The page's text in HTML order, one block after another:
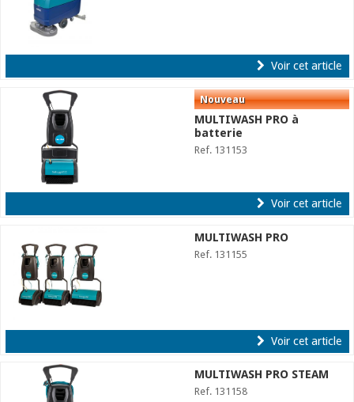
Voir cet article
MULTIWASH PRO à
batterie
Ref. 131153
Voir cet article
MULTIWASH PRO
Ref. 131155
Voir cet article
MULTIWASH PRO STEAM
Ref. 131158